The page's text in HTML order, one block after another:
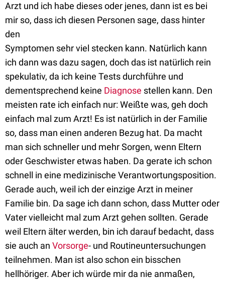
Arzt und ich habe dieses oder jenes, dann ist es bei
mir so, dass ich diesen Personen sage, dass hinter
den
Symptomen sehr viel stecken kann. Natürlich kann
ich dann was dazu sagen, doch das ist natürlich rein
spekulativ, da ich keine Tests durchführe und
dementsprechend keine Diagnose stellen kann. Den
meisten rate ich einfach nur: Weißte was, geh doch
einfach mal zum Arzt! Es ist natürlich in der Familie
so, dass man einen anderen Bezug hat. Da macht
man sich schneller und mehr Sorgen, wenn Eltern
oder Geschwister etwas haben. Da gerate ich schon
schnell in eine medizinische Verantwortungsposition.
Gerade auch, weil ich der einzige Arzt in meiner
Familie bin. Da sage ich dann schon, dass Mutter oder
Vater vielleicht mal zum Arzt gehen sollten. Gerade
weil Eltern älter werden, bin ich darauf bedacht, dass
sie auch an Vorsorge- und Routineuntersuchungen
teilnehmen. Man ist also schon ein bisschen
hellhöriger. Aber ich würde mir da nie anmaßen,